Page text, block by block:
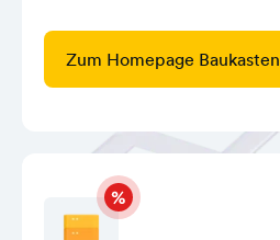
Zum Homepage Baukasten